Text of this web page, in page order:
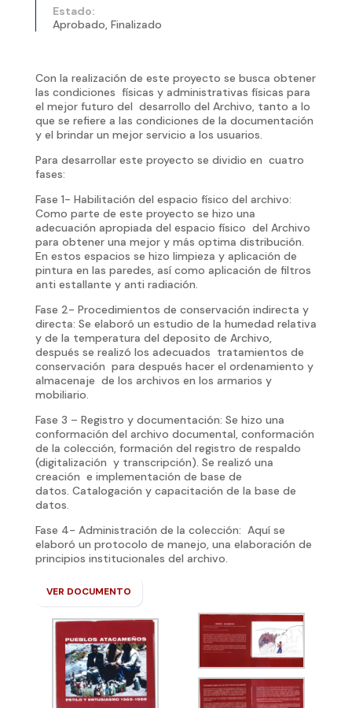
Estado:
Aprobado, Finalizado
Con la realización de este proyecto se busca obtener
las condiciones físicas y administrativas físicas para
el mejor futuro del desarrollo del Archivo, tanto a lo
que se refiere a las condiciones de la documentación
y el brindar un mejor servicio a los usuarios.
Para desarrollar este proyecto se dividio en cuatro
fases:
Fase 1- Habilitación del espacio físico del archivo:
Como parte de este proyecto se hizo una
adecuación apropiada del espacio físico del Archivo
para obtener una mejor y más optima distribución.
En estos espacios se hizo limpieza y aplicación de
pintura en las paredes, así como aplicación de filtros
anti estallante y anti radiación.
Fase 2- Procedimientos de conservación indirecta y
directa: Se elaboró un estudio de la humedad relativa
y de la temperatura del deposito de Archivo,
después se realizó los adecuados tratamientos de
conservación para después hacer el ordenamiento y
almacenaje de los archivos en los armarios y
mobiliario.
Fase 3 – Registro y documentación: Se hizo una
conformación del archivo documental, conformación
de la colección, formación del registro de respaldo
(digitalización y transcripción). Se realizó una
creación e implementación de base de
datos. Catalogación y capacitación de la base de
datos.
Fase 4- Administración de la colección: Aquí se
elaboró un protocolo de manejo, una elaboración de
principios institucionales del archivo.
VER DOCUMENTO